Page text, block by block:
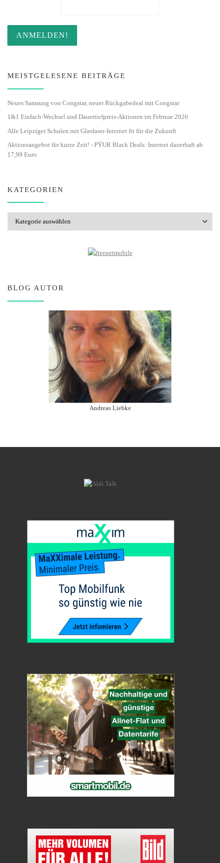
MEISTGELESENE BEITRÄGE
Neues Samsung von Congstar, neuer Rückgabedeal mit Congstar
1&1 Einfach-Wechsel und Dauertiefpreis-Aktionen im Februar 2026
Alle Leipziger Schulen mit Glasfaser-Internet fit für die Zukunft
Aktionsangebot für kurze Zeit! - PŸUR Black Deals: Internet dauerhaft ab
17,99 Euro
KATEGORIEN
BLOG AUTOR
Andreas Liebke